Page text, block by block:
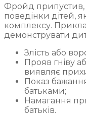
Фройд припустив,
поведінки дітей,
комплексу.
демонструвати
Злість або
Прояв гніву
виявляє
Показ
батьками;
Намагання
батьків.